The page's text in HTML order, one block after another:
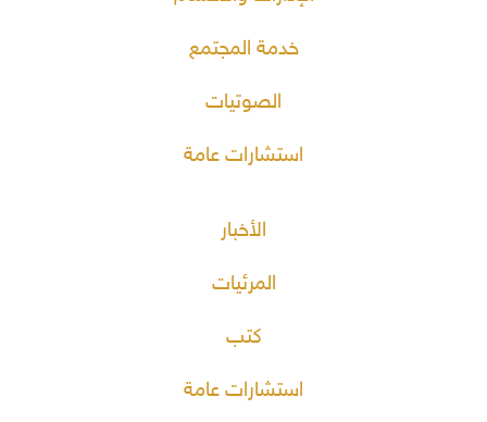
خدمة المجتمع
الصوتيات
استشارات عامة
الأخبار
المرئيات
كتب
استشارات عامة